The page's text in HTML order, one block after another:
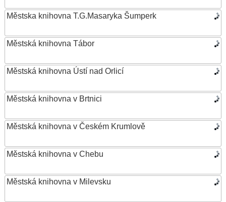
Městska knihovna T.G.Masaryka Šumperk
Městská knihovna Tábor
Městská knihovna Ústí nad Orlicí
Městská knihovna v Brtnici
Městská knihovna v Českém Krumlově
Městská knihovna v Chebu
Městská knihovna v Milevsku